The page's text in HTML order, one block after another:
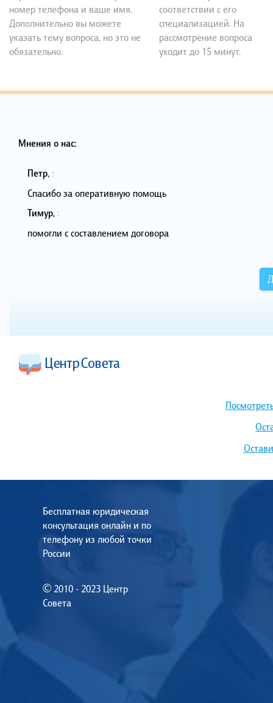
номер телефона и ваше имя.
Дополнительно вы можете
указать тему вопроса, но это не
обязательно.
соответствии с его
специализацией. На
рассмотрение вопроса
уходит до 15 минут.
Мнения о нас:
Петр, :
Спасибо за оперативную помощь
Тимур, :
помогли с составлением договора
Бесплатная юридическая
консультация онлайн и по
телефону из любой точки
России
© 2010 - 2023 Центр
Совета